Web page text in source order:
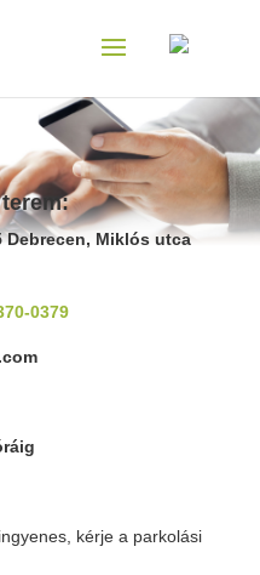
Debrecen, Miklós utca
0379
kérje a parkolási